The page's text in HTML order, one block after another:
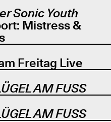
Sonic Youth
Mistress &
Freitag Live
AM FUSS
AM FUSS